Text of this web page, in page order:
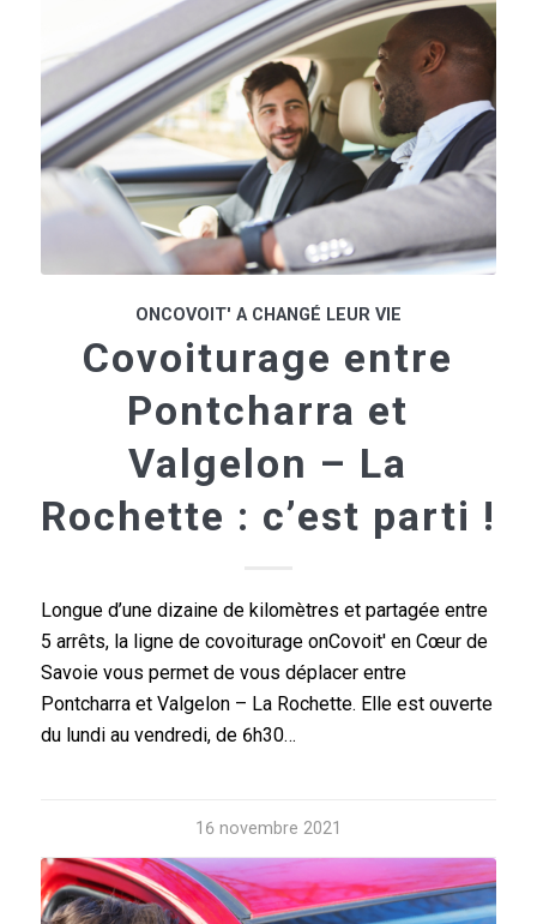
ONCOVOIT' A CHANGÉ LEUR VIE
Covoiturage entre
Pontcharra et
Valgelon – La
Rochette : c’est parti !
Longue d’une dizaine de kilomètres et partagée entre
5 arrêts, la ligne de covoiturage onCovoit' en Cœur de
Savoie vous permet de vous déplacer entre
Pontcharra et Valgelon – La Rochette. Elle est ouverte
du lundi au vendredi, de 6h30…
16 novembre 2021